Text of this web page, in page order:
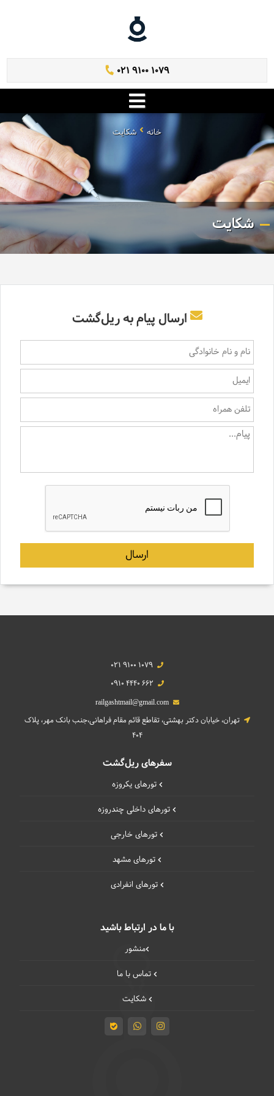
021 9100 1079
خانه شکایت
شکایت
ارسال پیام به ریل‌گشت
021 9100 1079
0910 4440 662
railgashtmail@gmail.com
تهران، خیابان دکتر بهشتی، تقاطع قائم مقام فراهانی،جنب بانک مهر، پلاک
404
سفرهای ریل‌گشت
تورهای یکروزه
تورهای داخلی چند‌روزه
تورهای خارجی
تورهای مشهد
تورهای انفرادی
با ما در ارتباط باشید
منشور
تماس با ما
شکایت